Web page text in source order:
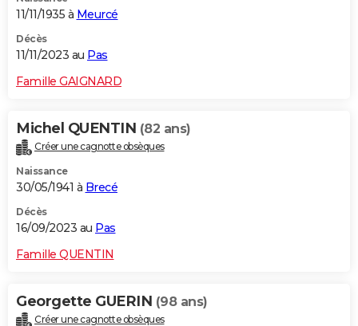
11/11/1935 à Meurcé
Décès
11/11/2023 au Pas
Famille GAIGNARD
Michel QUENTIN (82 ans)
Créer une cagnotte obsèques
Naissance
30/05/1941 à Brecé
Décès
16/09/2023 au Pas
Famille QUENTIN
Georgette GUERIN (98 ans)
Créer une cagnotte obsèques